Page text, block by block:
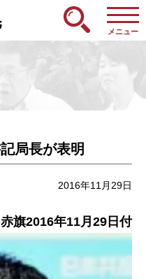
メニュー
局長が表明
2016年11月29日
赤旗2016年11月29日付